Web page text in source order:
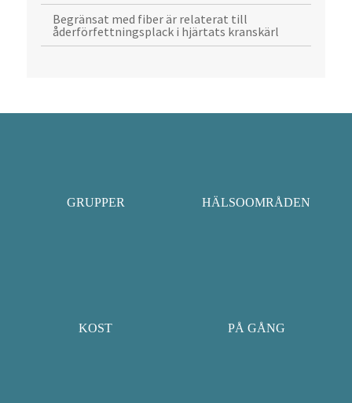
Begränsat med fiber är relaterat till
åderförfettningsplack i hjärtats kranskärl
GRUPPER HÄLSOOMRÅDEN
KOST PÅ GÅNG